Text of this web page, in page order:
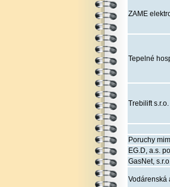
ZAME
Tepelné
Trebilift s.r.o.
Poruchy
EG.D, a.s.
GasNet,
Vodárenská